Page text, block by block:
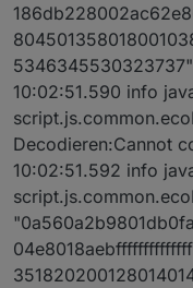
5346345530323737"
10:02:51.590 info
Decodieren:Cannot
10:02:51.592 info